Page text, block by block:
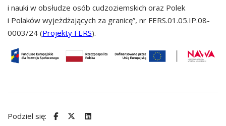
i nauki w obsłudze osób cudzoziemskich oraz Polek
i Polaków wyjeżdżających za granicę”, nr FERS.01.05.IP.08-
0003/24 (Projekty FERS).
Podziel się: